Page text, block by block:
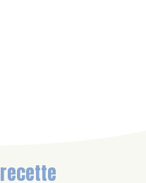
recette